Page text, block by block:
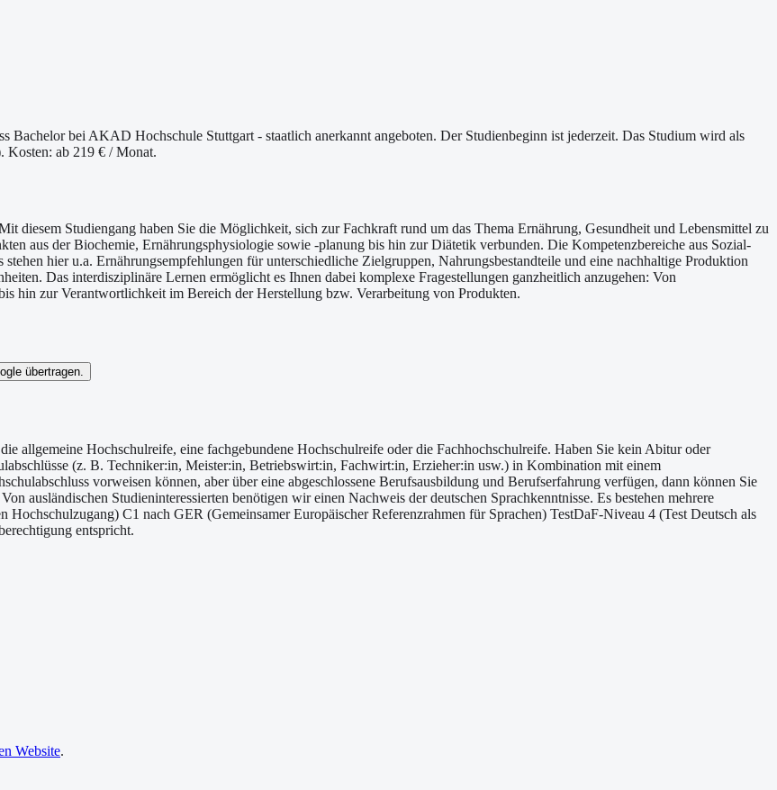
Bachelor bei AKAD Hochschule Stuttgart - staatlich anerkannt angeboten. Der Studienbeginn ist jederzeit. Das Studium wird als
Kosten: ab 219 € / Monat.
diesem Studiengang haben Sie die Möglichkeit, sich zur Fachkraft rund um das Thema Ernährung, Gesundheit und Lebensmittel zu
aus der Biochemie, Ernährungsphysiologie sowie -planung bis hin zur Diätetik verbunden. Die Kompetenzbereiche aus Sozial-
hier u.a. Ernährungsempfehlungen für unterschiedliche Zielgruppen, Nahrungsbestandteile und eine nachhaltige Produktion
Das interdisziplinäre Lernen ermöglicht es Ihnen dabei komplexe Fragestellungen ganzheitlich anzugehen: Von
hin zur Verantwortlichkeit im Bereich der Herstellung bzw. Verarbeitung von Produkten.
übertragen.
allgemeine Hochschulreife, eine fachgebundene Hochschulreife oder die Fachhochschulreife. Haben Sie kein Abitur oder
(z. B. Techniker:in, Meister:in, Betriebswirt:in, Fachwirt:in, Erzieher:in usw.) in Kombination mit einem
vorweisen können, aber über eine abgeschlossene Berufsausbildung und Berufserfahrung verfügen, dann können Sie
ausländischen Studieninteressierten benötigen wir einen Nachweis der deutschen Sprachkenntnisse. Es bestehen mehrere
C1 nach GER (Gemeinsamer Europäischer Referenzrahmen für Sprachen) TestDaF-Niveau 4 (Test Deutsch als
entspricht.
Website.